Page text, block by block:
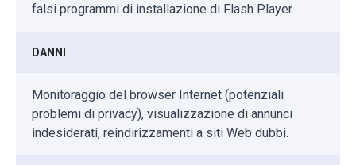
falsi programmi di installazione di Flash Player.
DANNI
Monitoraggio del browser Internet (potenziali
problemi di privacy), visualizzazione di annunci
indesiderati, reindirizzamenti a siti Web dubbi.